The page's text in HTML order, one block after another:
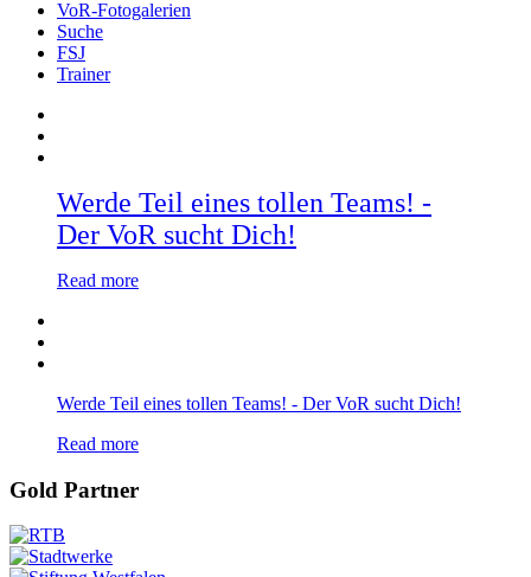
VoR-Fotogalerien
Suche
FSJ
Trainer
Werde Teil eines tollen Teams! -
Der VoR sucht Dich!
Read more
Werde Teil eines tollen Teams! - Der VoR sucht Dich!
Read more
Gold Partner